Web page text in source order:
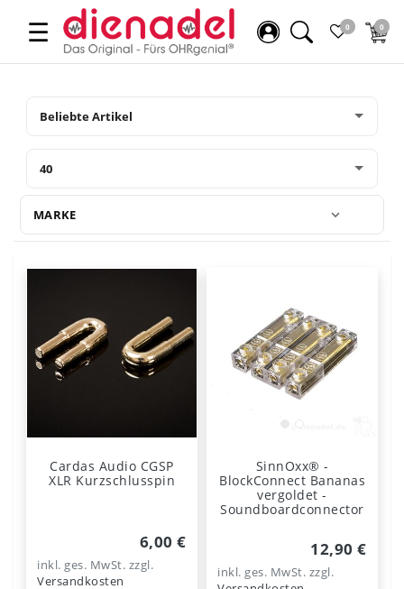
☰ 0 0
MARKE
Cardas Audio CGSP
XLR Kurzschlusspin
6,00 €
inkl. ges. MwSt. zzgl.
Versandkosten
SinnOxx® -
BlockConnect Bananas
vergoldet -
Soundboardconnector
12,90 €
inkl. ges. MwSt. zzgl.